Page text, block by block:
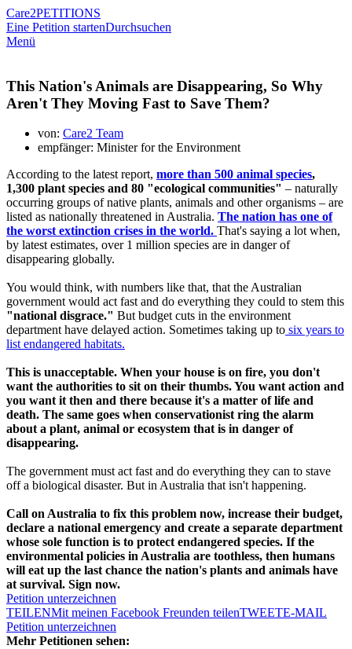
Care2PETITIONS
Eine Petition startenDurchsuchen
Menü
This Nation's Animals are Disappearing, So Why
Aren't They Moving Fast to Save Them?
von: Care2 Team
empfänger: Minister for the Environment
According to the latest report, more than 500 animal species,
1,300 plant species and 80 "ecological communities" – naturally
occurring groups of native plants, animals and other organisms – are
listed as nationally threatened in Australia. The nation has one of
the worst extinction crises in the world. That's saying a lot when,
by latest estimates, over 1 million species are in danger of
disappearing globally.
You would think, with numbers like that, that the Australian
government would act fast and do everything they could to stem this
"national disgrace." But budget cuts in the environment
department have delayed action. Sometimes taking up to six years to
list endangered habitats.
This is unacceptable. When your house is on fire, you don't
want the authorities to sit on their thumbs. You want action and
you want it then and there because it's a matter of life and
death. The same goes when conservationist ring the alarm
about a plant, animal or ecosystem that is in danger of
disappearing.
The government must act fast and do everything they can to stave
off a biological disaster. But in Australia that isn't happening.
Call on Australia to fix this problem now, increase their budget,
declare a national emergency and create a separate department
whose sole function is to protect endangered species. If the
environmental policies in Australia are toothless, then humans
will eat up the last chance the nation's plants and animals have
at survival. Sign now.
Petition unterzeichnen
TEILENMit meinen Facebook Freunden teilenTWEETE-MAIL
Petition unterzeichnen
Mehr Petitionen sehen: